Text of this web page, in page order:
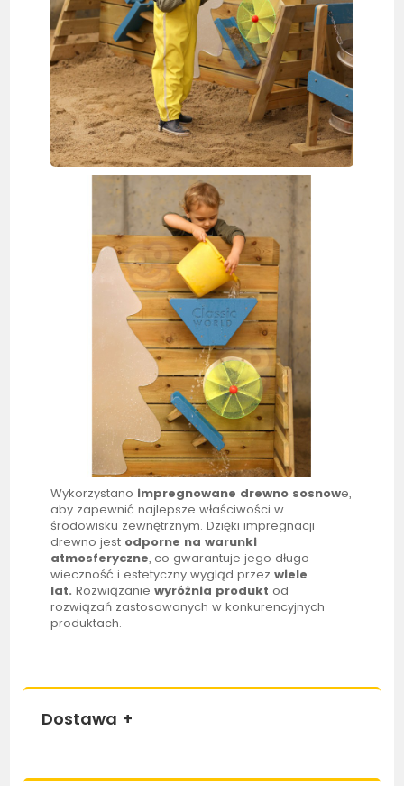
Wykorzystano impregnowane drewno sosnowe,
aby zapewnić najlepsze właściwości w
środowisku zewnętrznym. Dzięki impregnacji
drewno jest odporne na warunki
atmosferyczne, co gwarantuje jego długo
wieczność i estetyczny wygląd przez wiele
lat.Rozwiązanie wyróżnia produktod
rozwiązań zastosowanych w konkurencyjnych
produktach.
Dostawa +